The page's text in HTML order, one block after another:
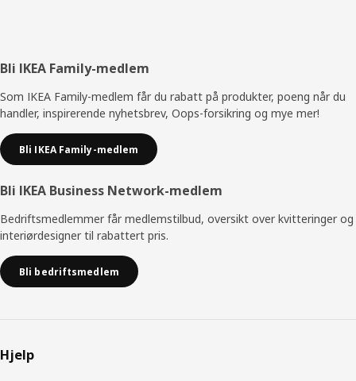
Bunntekst
Bli IKEA Family-medlem
Som IKEA Family-medlem får du rabatt på produkter, poeng når du
handler, inspirerende nyhetsbrev, Oops-forsikring og mye mer!
Bli IKEA Family-medlem
Bli IKEA Business Network-medlem
Bedriftsmedlemmer får medlemstilbud, oversikt over kvitteringer og
interiørdesigner til rabattert pris.
Bli bedriftsmedlem
Hjelp